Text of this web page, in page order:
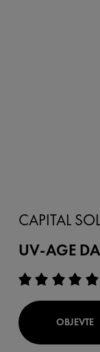
CAPITAL
UV-AGE
OBJEVTE